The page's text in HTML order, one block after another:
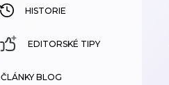
HISTORIE
EDITORSKÉ TIPY
ČLÁNKY BLOG